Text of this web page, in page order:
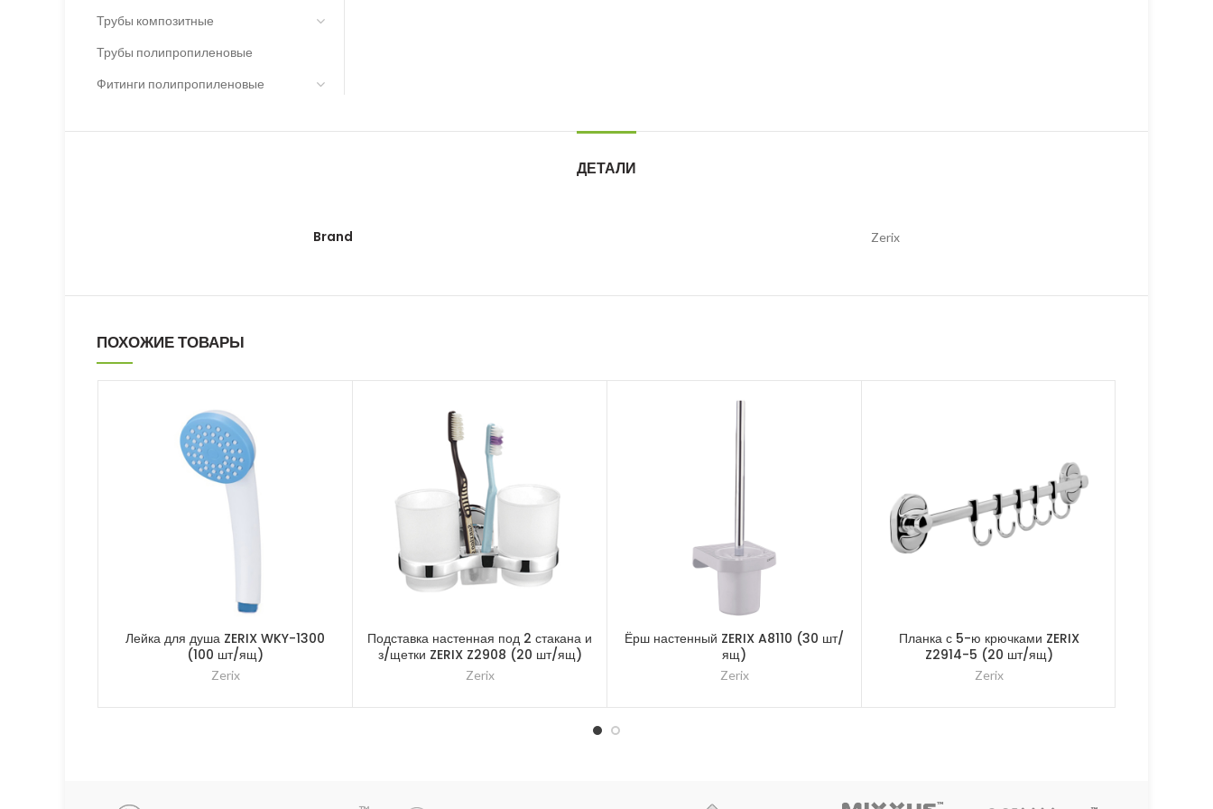
Трубы композитные
Трубы полипропиленовые
Фитинги полипропиленовые
ДЕТАЛИ
Brand Zerix
ПОХОЖИЕ ТОВАРЫ
Лейка для душа ZERIX WKY-1300
(100 шт/ящ)
Zerix
Подставка настенная под 2 стакана и
з/щетки ZERIX Z2908 (20 шт/ящ)
Zerix
Ёрш настенный ZERIX A8110 (30 шт/
ящ)
Zerix
Планка с 5-ю крючками ZERIX
Z2914-5 (20 шт/ящ)
Zerix